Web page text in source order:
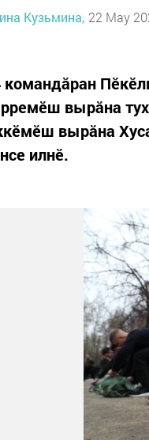
Кузьмина, 22 May
командăран
вырăна
вырăна
илнӗ.